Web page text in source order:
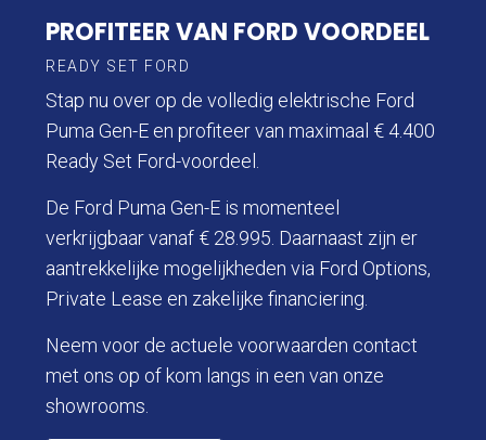
PROFITEER VAN FORD VOORDEEL
READY SET FORD
Stap nu over op de volledig elektrische Ford
Puma Gen-E en profiteer van maximaal € 4.400
Ready Set Ford-voordeel.
De Ford Puma Gen-E is momenteel
verkrijgbaar vanaf € 28.995. Daarnaast zijn er
aantrekkelijke mogelijkheden via Ford Options,
Private Lease en zakelijke financiering.
Neem voor de actuele voorwaarden contact
met ons op of kom langs in een van onze
showrooms.